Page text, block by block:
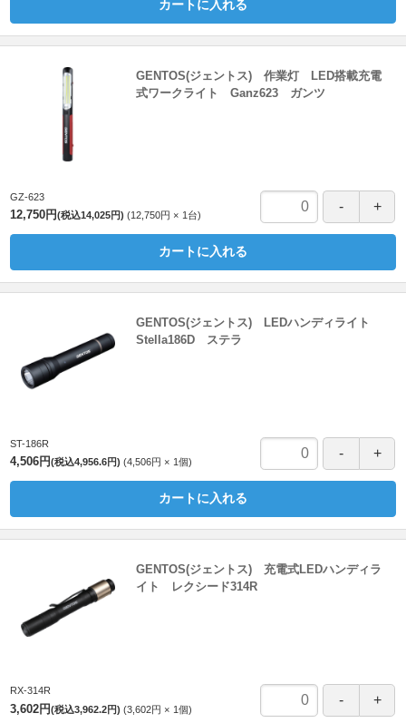
カートに入れる
GENTOS(ジェントス) 作業灯 LED搭載充電
式ワークライト Ganz623 ガンツ
GZ-623
12,750円(税込14,025円) 12,750円 1台
カートに入れる
GENTOS(ジェントス) LEDハンディライト
Stella186D ステラ
ST-186R
4,506円(税込4,956.6円) 4,506円 1個
カートに入れる
GENTOS(ジェントス) 充電式LEDハンディラ
イト レクシード314R
RX-314R
3,602円(税込3,962.2円) 3,602円 1個